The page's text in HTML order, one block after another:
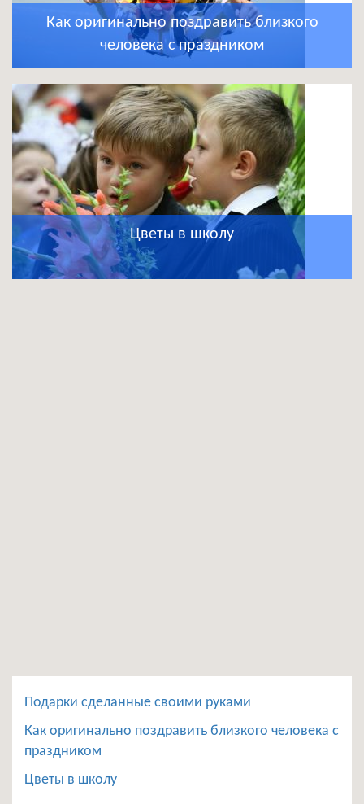
Как оригинально поздравить близкого
человека с праздником
Цветы в школу
Подарки сделанные своими руками
Как оригинально поздравить близкого человека с
праздником
Цветы в школу